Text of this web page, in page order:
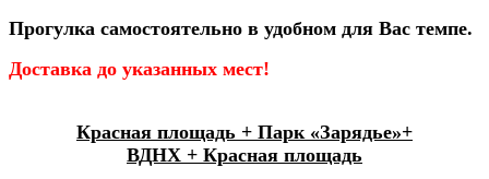
Прогулка самостоятельно в удобном для Вас темпе.
Доставка до указанных мест!
Красная площадь + Парк «Зарядье»+
ВДНХ + Красная площадь